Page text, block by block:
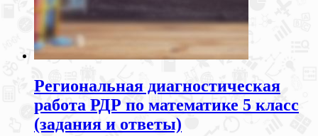
Региональная диагностическая
работа РДР по математике 5 класс
(задания и ответы)